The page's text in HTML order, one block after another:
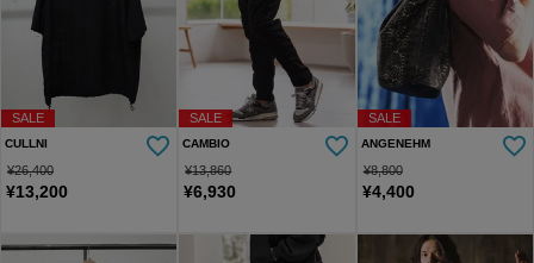
SALE
CULLNI
¥26,400
¥13,200
SALE
CAMBIO
¥13,860
¥6,930
SALE
ANGENEHM
¥8,800
¥4,400